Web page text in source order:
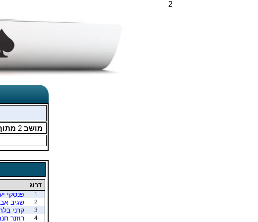
2
מושב 2
דרוג
1
פנסקי
2
שגיב
3
קרני
4
רוזנר